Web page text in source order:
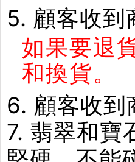
5. 顧客收到
如果要退
和換貨。
6. 顧客收到
7. 翡翠和寶